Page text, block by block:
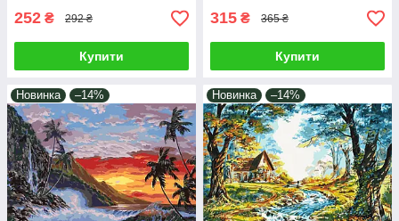
252 ₴ 292 ₴
Купити
315 ₴ 365 ₴
Купити
Новинка –14% Новинка –14%